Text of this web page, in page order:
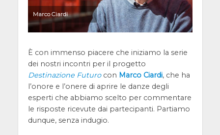
Marco Ciardi
È con immenso piacere che iniziamo la serie
dei nostri incontri per il progetto
Destinazione Futurocon Marco Ciardi, che ha
l’onore e l’onere di aprire le danze degli
esperti che abbiamo scelto per commentare
le risposte ricevute dai partecipanti. Partiamo
dunque, senza indugio.